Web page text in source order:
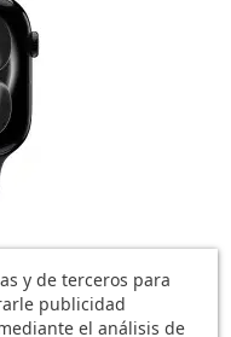
€
opinión
y de terceros para
publicidad
el análisis de